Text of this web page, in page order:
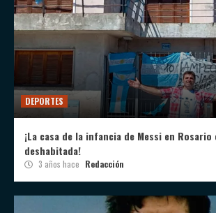
DEPORTES
¡La casa de la infancia de Messi en Rosario
deshabitada!
3 años hace Redacción